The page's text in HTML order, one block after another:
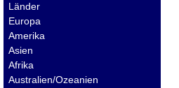
Länder
Europa
Amerika
Asien
Afrika
Australien/Ozeanien